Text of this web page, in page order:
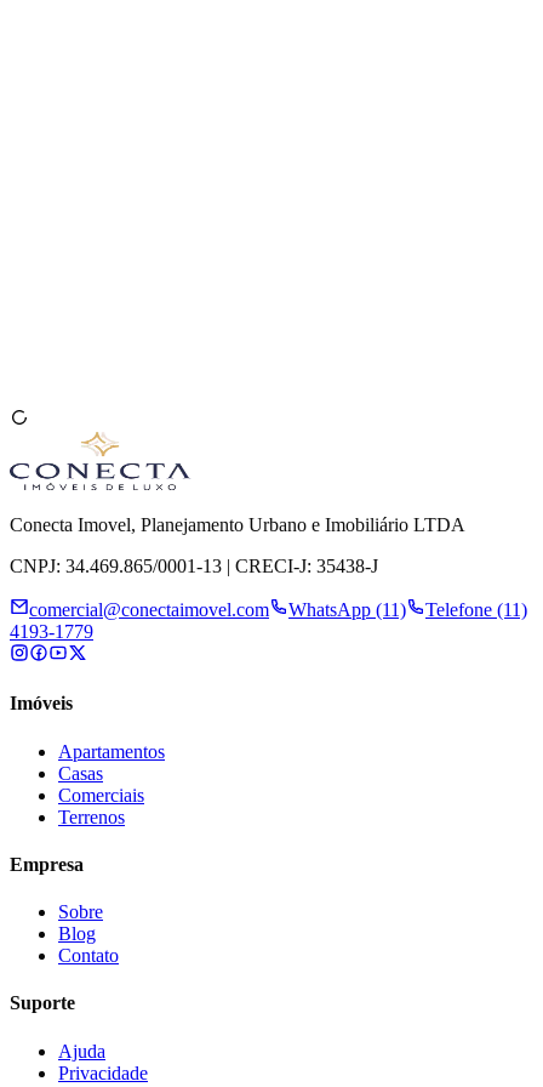
Conecta Imovel, Planejamento Urbano e Imobiliário LTDA
CNPJ: 34.469.865/0001-13 | CRECI-J: 35438-J
comercial@conectaimovel.com WhatsApp (11)
Telefone (11)
4193-1779
Imóveis
Apartamentos
Casas
Comerciais
Terrenos
Empresa
Sobre
Blog
Contato
Suporte
Ajuda
Privacidade